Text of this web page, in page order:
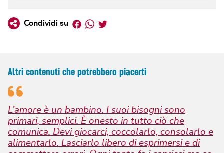
Condividi su Facebook
Whatsapp
Twitter
Altri contenuti che potrebbero piacerti
L’amore è un bambino. I suoi bisogni sono
primari, semplici. È onesto in tutto ciò che
comunica. Devi giocarci, coccolarlo, consolarlo e
alimentarlo. Lasciarlo libero di esprimersi e di